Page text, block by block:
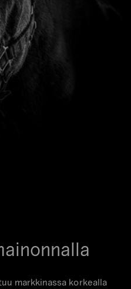
markkinassa korkealla